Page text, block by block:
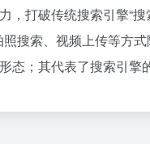
打破传统搜索引擎“
搜索、视频上传等方
；其代表了搜索引擎